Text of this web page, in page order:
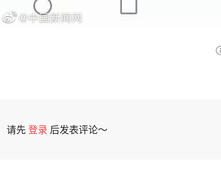
请先登录 后发表评论～